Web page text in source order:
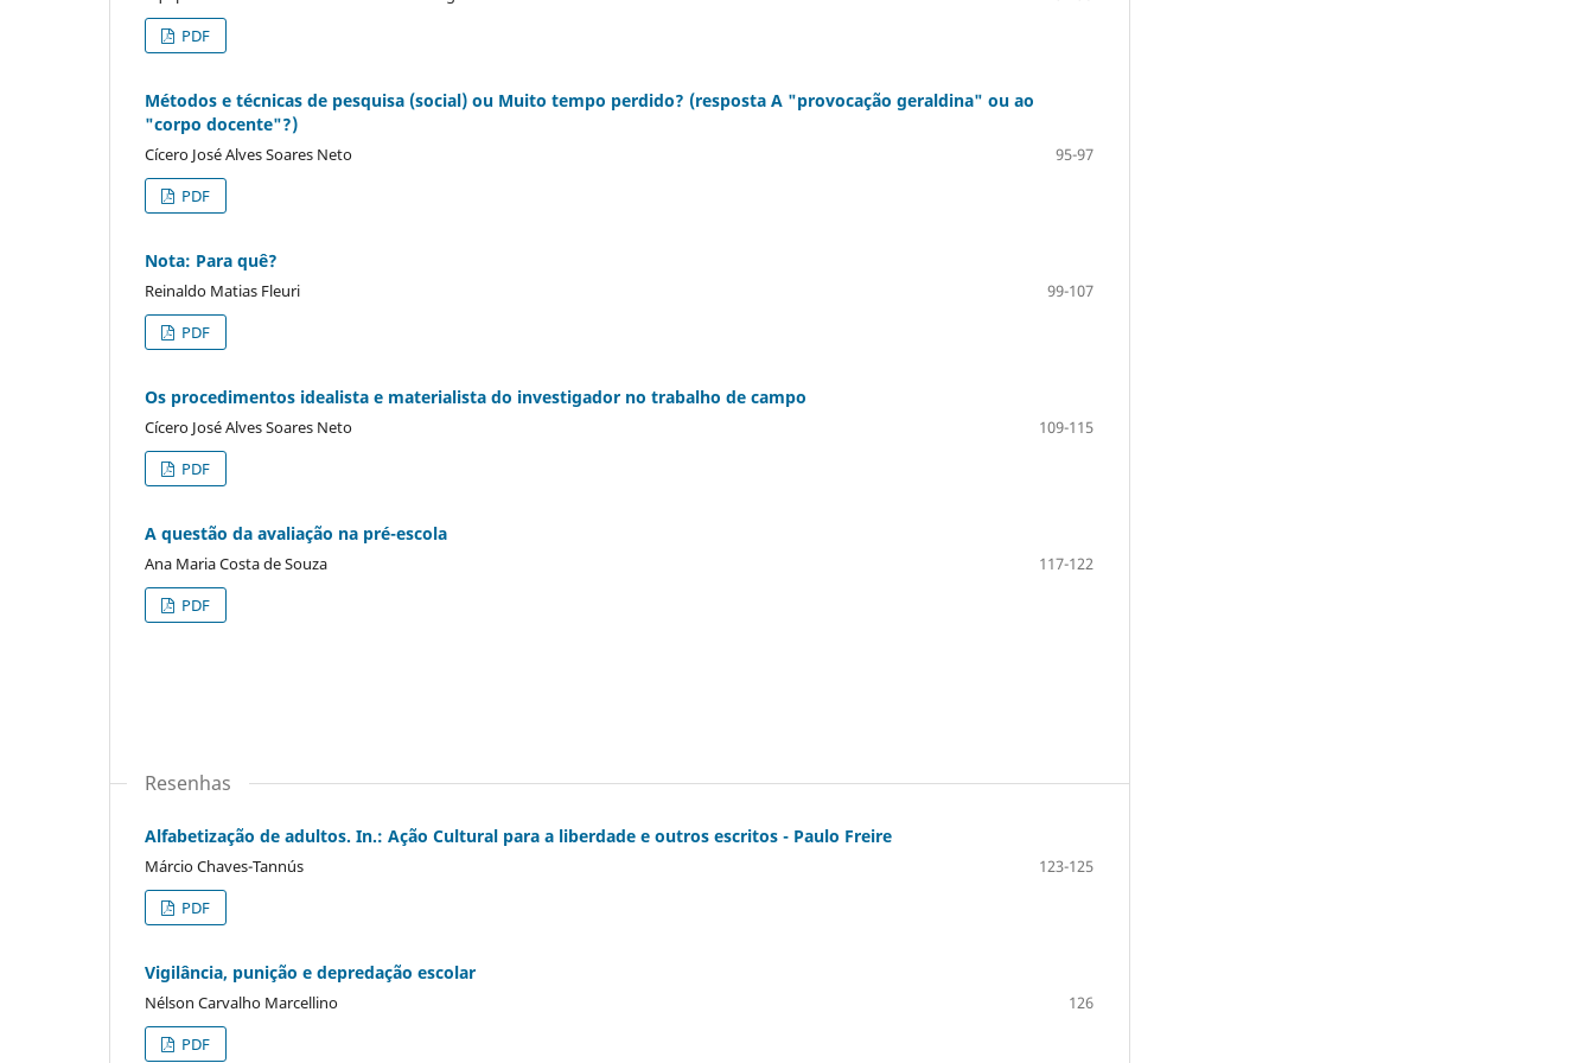
PDF
Métodos e técnicas de pesquisa (social) ou Muito tempo perdido? (resposta A "provocação geraldina" ou ao
"corpo docente"?)
Cícero José Alves Soares Neto
95-97
PDF
Nota: Para quê?
Reinaldo Matias Fleuri
99-107
PDF
Os procedimentos idealista e materialista do investigador no trabalho de campo
Cícero José Alves Soares Neto
109-115
PDF
A questão da avaliação na pré-escola
Ana Maria Costa de Souza
117-122
PDF
Resenhas
Alfabetização de adultos. In.: Ação Cultural para a liberdade e outros escritos - Paulo Freire
Márcio Chaves-Tannús
123-125
PDF
Vigilância, punição e depredação escolar
Nélson Carvalho Marcellino
126
PDF